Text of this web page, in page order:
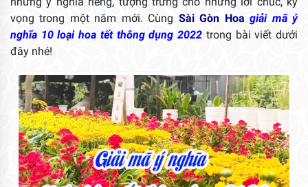
vọng trong một năm mới. Cùng Sài Gòn Hoa giải mã ý
nghĩa 10 loại hoa tết thông dụng 2022 trong bài viết dưới
đây nhé!